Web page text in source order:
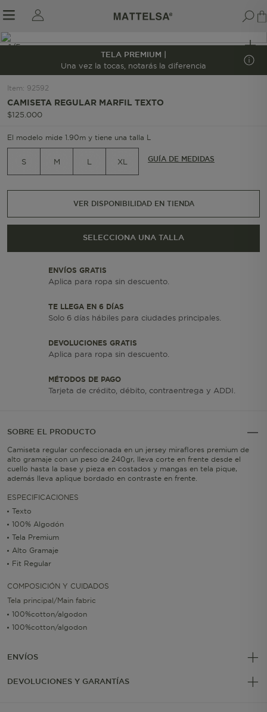
submenu
1/5
TELA PREMIUM |
Una vez la tocas, notarás la diferencia
Item: 92592
CAMISETA REGULAR MARFIL TEXTO
$125 000
El modelo mide 1.90m y tiene una talla L
S M L XL GUÍA DE MEDIDAS
VER DISPONIBILIDAD EN TIENDA
SELECCIONA UNA TALLA
ENVÍOS GRATIS
Aplica para ropa sin descuento.
TE LLEGA EN 6 DÍAS
Solo 6 días hábiles para ciudades principales.
DEVOLUCIONES GRATIS
Aplica para ropa sin descuento.
MÉTODOS DE PAGO
Tarjeta de crédito, débito, contraentrega y ADDI.
SOBRE EL PRODUCTO
Camiseta regular confeccionada en un jersey miraflores premium de
alto gramaje con un peso de 240gr, lleva corte en frente desde el
cuello hasta la base y pieza en costados y mangas en tela pique,
además lleva aplique bordado en contraste en frente.
ESPECIFICACIONES
Texto
100% Algodón
Tela Premium
Alto Gramaje
Fit Regular
COMPOSICIÓN Y CUIDADOS
Tela principal/Main fabric
100%cotton/algodon
100%cotton/algodon
ENVÍOS
DEVOLUCIONES Y GARANTÍAS